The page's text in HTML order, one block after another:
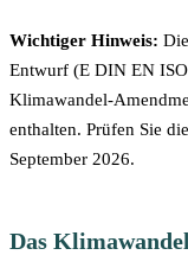
Wichtiger Hinweis:
Entwurf (E DIN EN
Klimawandel-
enthalten. Prüfen Sie
September 2026.
Das